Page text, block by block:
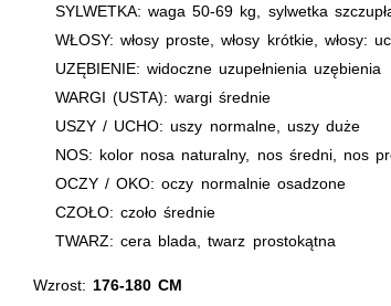
SYLWETKA: waga 50-69 kg, sylwetka
WŁOSY: włosy proste, włosy krótkie, włosy:
UZĘBIENIE: widoczne uzupełnienia uzębienia
WARGI (USTA): wargi średnie
USZY / UCHO: uszy normalne, uszy duże
NOS: kolor nosa naturalny, nos średni, nos
OCZY / OKO: oczy normalnie osadzone
CZOŁO: czoło średnie
TWARZ: cera blada, twarz prostokątna
Wzrost: 176-180 CM